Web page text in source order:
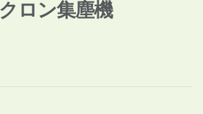
ロン集塵機